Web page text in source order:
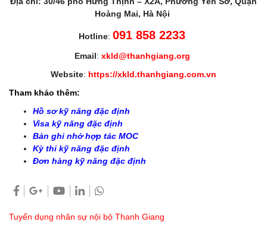
Hoàng Mai, Hà Nội
Hotline: 091 858 2233
Email: xkld@thanhgiang.org
Website: https://xkld.thanhgiang.com.vn
Tham khảo thêm:
Hồ sơ kỹ năng đặc định
Visa kỹ năng đặc định
Bản ghi nhớ hợp tác MOC
Kỳ thi kỹ năng đặc định
Đơn hàng kỹ năng đặc định
Tuyển dụng nhân sự nội bộ Thanh Giang